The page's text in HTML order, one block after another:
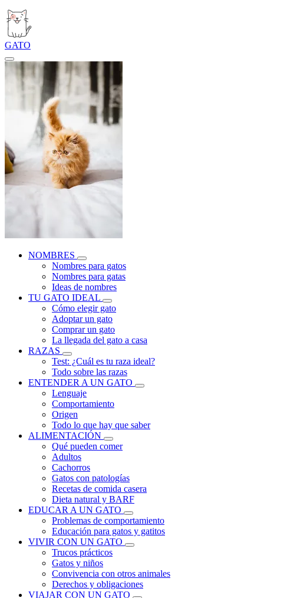
GATO
NOMBRES
Nombres para gatos
Nombres para gatas
Ideas de nombres
TU GATO IDEAL
Cómo elegir gato
Adoptar un gato
Comprar un gato
La llegada del gato a casa
RAZAS
Test: ¿Cuál es tu raza ideal?
Todo sobre las razas
ENTENDER A UN GATO
Lenguaje
Comportamiento
Origen
Todo lo que hay que saber
ALIMENTACIÓN
Qué pueden comer
Adultos
Cachorros
Gatos con patologías
Recetas de comida casera
Dieta natural y BARF
EDUCAR A UN GATO
Problemas de comportamiento
Educación para gatos y gatitos
VIVIR CON UN GATO
Trucos prácticos
Gatos y niños
Convivencia con otros animales
Derechos y obligaciones
VIAJAR CON UN GATO